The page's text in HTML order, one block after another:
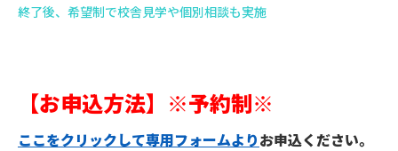
終了後、希望制で校舎見学や個別相談も実施
【お申込方法】※予約制※
ここをクリックして専用フォームよりお申込ください。